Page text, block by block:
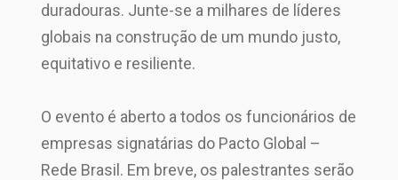
duradouras. Junte-se a milhares de líderes
globais na construção de um mundo justo,
equitativo e resiliente.
O evento é aberto a todos os funcionários de
empresas signatárias do Pacto Global –
Rede Brasil. Em breve, os palestrantes serão